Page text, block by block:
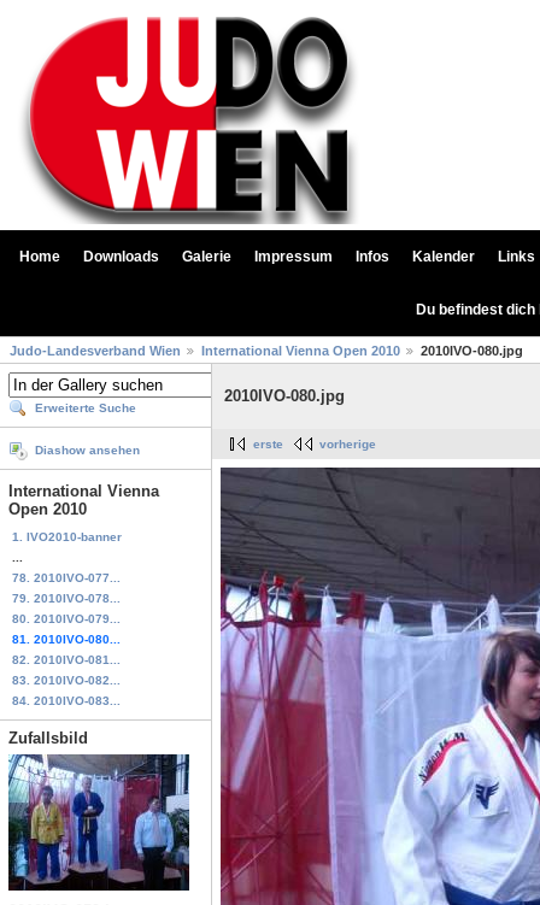
Home Downloads Galerie Impressum Infos Kalender Links
Du befindest
Judo-Landesverband Wien International Vienna Open 2010 2010IVO-080.jpg
Erweiterte Suche
Diashow ansehen
International Vienna
Open 2010
1. IVO2010-banner
78. 2010IVO-077...
79. 2010IVO-078...
80. 2010IVO-079...
81. 2010IVO-080...
82. 2010IVO-081...
83. 2010IVO-082...
84. 2010IVO-083...
Zufallsbild
2010IVO-080.jpg
erste vorherige